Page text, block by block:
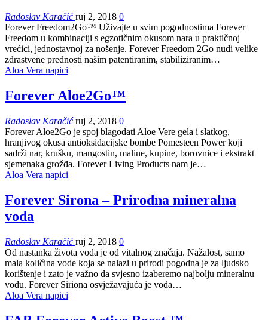
Radoslav Karačićruj 2, 2018 0
Forever Freedom2Go™ Uživajte u svim pogodnostima Forever
Freedom u kombinaciji s egzotičnim okusom nara u praktičnoj
vrećici, jednostavnoj za nošenje. Forever Freedom 2Go nudi velike
zdrastvene prednosti našim patentiranim, stabiliziranim…
Aloa Vera napici
Forever Aloe2Go™
Radoslav Karačićruj 2, 2018 0
Forever Aloe2Go je spoj blagodati Aloe Vere gela i slatkog,
hranjivog okusa antioksidacijske bombe Pomesteen Power koji
sadrži nar, krušku, mangostin, maline, kupine, borovnice i ekstrakt
sjemenaka grožđa. Forever Living Products nam je…
Aloa Vera napici
Forever Sirona – Prirodna mineralna
voda
Radoslav Karačićruj 2, 2018 0
Od nastanka života voda je od vitalnog značaja. Nažalost, samo
mala količina vode koja se nalazi u prirodi pogodna je za ljudsko
korištenje i zato je važno da svjesno izaberemo najbolju mineralnu
vodu. Forever Siriona osvježavajuća je voda…
Aloa Vera napici